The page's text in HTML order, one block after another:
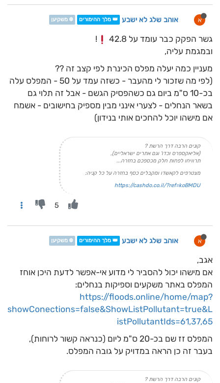
א אוהב שלג לא ישבע 👑 מלך ההימורים ❄️ משקיען
גשר הפקק כבר עומד על 42.8
!
ובמגמת עליה,
מעניין כמה יעלה מפלס הכינרת לפי קצב זה ??
(לפי מה שזכור לי מהעבר - כשזה עמד על 50 - המפלס עלה
בכ-10 ס"מ ביום גם כשהפסיק הגשם - אבל זה תלוי גם
בשאר הנחלים - לצערי אינני מבין מספיק בחישובים - אשמח
אם מישהו יוכל להחכים אותי בנידון)
קונים הרבה דרך הרשת ?
(אליאקספרס וכדו' וגם אתרים ישראליים),
תרוויחו לפחות חלק מכספכם בחזרה...
מצטרפים לקאשדו ומקבלים כסף בחזרה על כל קניה:
https://cashdo.co.il/?ref=koBMDU
5
א אוהב שלג לא ישבע 👑 מלך ההימורים ❄️ משקיען
אגב,
אם מישהו יכול להסביר לי מדוע אי-אפשר לדעת היכן אוחז
המפלס באתר משקעים וספיקות בנחלים:
https://floods.online/home/map?
showConections=false&ShowListPollutant=true&L
istPollutantIds=61,37,65
המפלס זז שם בכ-20 ס"מ ליום (כנראה קשור לרוחות),
בעבר זה כן הראה במדויק על גובה המפלס.
קונים הרבה דרך הרשת ?